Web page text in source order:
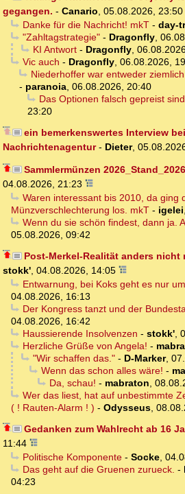
gegangen. - Canario, 05.08.2026, 23:50
Danke für die Nachricht! mkT- day-
"Zahltagstrategie"- Dragonfly,
KI Antwort- Dragonfly,
Vic auch - Dragonfly, 06.08.2026,
Niederhoffer war entweder
- paranoia, 06.08.2026, 20:40
Das Optionen falsch gepreist sind
23:20
ein bemerkenswertes Interview
Nachrichtenagentur- Dieter,
Sammlermünzen
04.08.2026, 21:23
Waren interessant bis 2010, da ging
Münzverschlechterung los. mkT - igelei,
Wenn du sie schön findest, dann ja.
05.08.2026, 09:42
Post-Merkel-Realität anders nicht
stokk', 04.08.2026, 14:05
Entwarnung, bei Koks geht es nur
04.08.2026, 16:13
Der Kongress tanzt und der
04.08.2026, 16:42
Haussierende Insolvenzen - stokk',
Herzliche Grüße von Angela! -
"Wir schaffen das."- D-Marker,
Wenn das schon alles wäre! -
Da, schau! - mabraton,
Wer das liest, hat auf unbestimmte
( ! Rauten-Alarm ! ) - Odysseus,
Gedanken zum Wahlrecht ab 16
11:44
Politische Komponente- Socke,
Das geht auf die Gruenen zurueck. -
04:23